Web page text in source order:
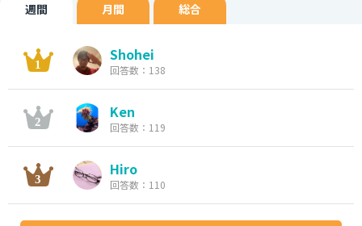
週間 月間 総合
Shohei
回答数：138
Ken
回答数：119
Hiro
回答数：110